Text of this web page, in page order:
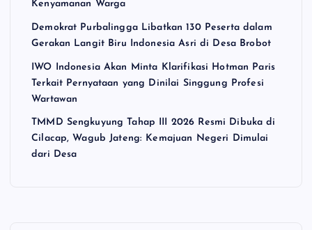
Kenyamanan Warga
Demokrat Purbalingga Libatkan 130 Peserta dalam
Gerakan Langit Biru Indonesia Asri di Desa Brobot
IWO Indonesia Akan Minta Klarifikasi Hotman Paris
Terkait Pernyataan yang Dinilai Singgung Profesi
Wartawan
TMMD Sengkuyung Tahap III 2026 Resmi Dibuka di
Cilacap, Wagub Jateng: Kemajuan Negeri Dimulai
dari Desa